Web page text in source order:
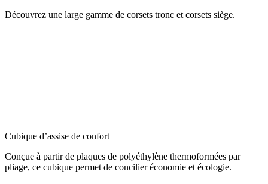
Découvrez une large gamme de corsets tronc et corsets siège.
Cubique d’assise de confort
Conçue à partir de plaques de polyéthylène thermoformées par
pliage, ce cubique permet de concilier économie et écologie.